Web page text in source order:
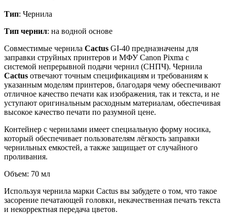
Тип: Чернила
Тип чернил: на водной основе
Совместимые чернила Cactus GI-40 предназначены для
заправки струйных принтеров и МФУ Canon Pixma с
системой непрерывной подачи чернил (СНПЧ). Чернила
Cactus отвечают точным спецификациям и требованиям к
указанным моделям принтеров, благодаря чему обеспечивают
отличное качество печати как изображения, так и текста, и не
уступают оригинальным расходным материалам, обеспечивая
высокое качество печати по разумной цене.
Контейнер с чернилами имеет специальную форму носика,
который обеспечивает пользователям лёгкость заправки
чернильных емкостей, а также защищает от случайного
проливания.
Объем: 70 мл
Используя чернила марки Cactus вы забудете о том, что такое
засорение печатающей головки, некачественная печать текста
и некорректная передача цветов.